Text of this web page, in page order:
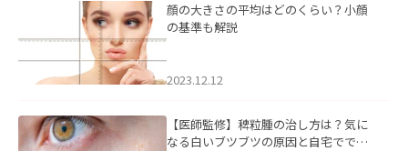
顔の大きさの平均はどのくらい？小顔
の基準も解説
2023.12.12
【医師監修】稗粒腫の治し方は？気に
なる白いブツブツの原因と自宅ででき